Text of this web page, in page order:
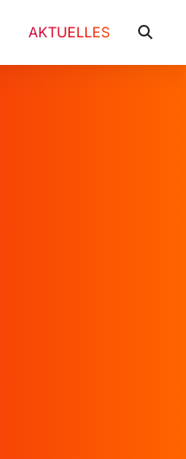
AKTUELLES